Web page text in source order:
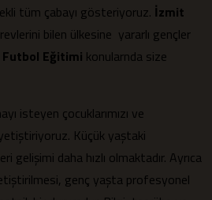
tüm çabayı gösteriyoruz. İzmit
bilen ülkesine yararlı gençler
Futbol Eğitimi konularnda size
isteyen çocuklarımızı ve
Küçük yaştaki
gelişimi daha hızlı olmaktadır. Ayrıca
genç yaşta profesyonel